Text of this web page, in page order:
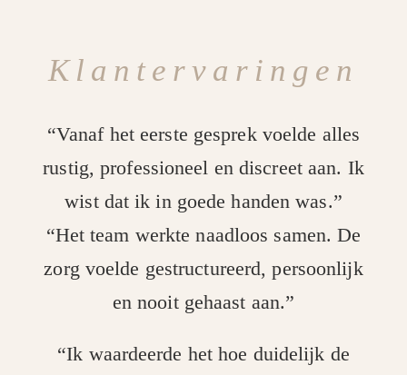
Klantervaringen
“Vanaf het eerste gesprek voelde alles
rustig, professioneel en discreet aan. Ik
wist dat ik in goede handen was.”
“Het team werkte naadloos samen. De
zorg voelde gestructureerd, persoonlijk
en nooit gehaast aan.”
“Ik waardeerde het hoe duidelijk de